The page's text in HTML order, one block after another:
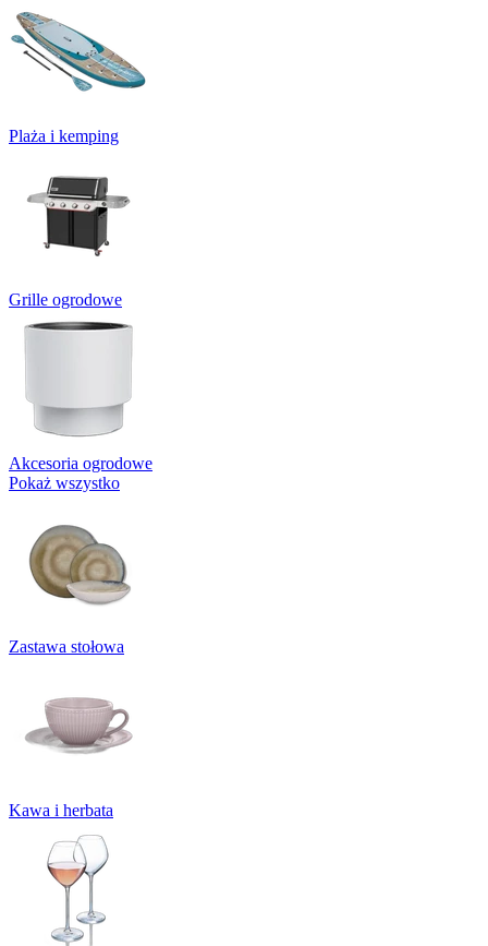
Plaża i kemping
Grille ogrodowe
Akcesoria ogrodowe
Pokaż wszystko
Zastawa stołowa
Kawa i herbata